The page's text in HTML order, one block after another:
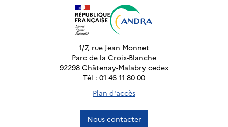
1/7, rue Jean Monnet
Parc de la Croix-Blanche
92298 Châtenay-Malabry cedex
Tél : 01 46 11 80 00
Plan d'accès
Nous contacter